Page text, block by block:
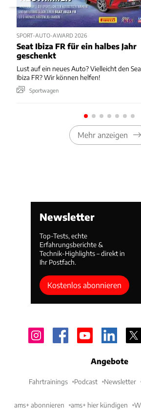
SPORT-AUTO-AWARD 2026
Seat Ibiza FR für ein halbes Jahr
geschenkt
Lust auf ein neues Auto? Vielleicht den
Ibiza FR? Wir können helfen!
Sportwagen
Mehr anzeigen
Newsletter
Top-Tests, echte
Erfahrungsberichte &
Technik-Highlights – direkt in
Ihr Postfach.
Kostenlos abonnieren
Angebote
Fahrtrainings Podcast Newsletter
ams+ abonnieren ams+ hier kündigen